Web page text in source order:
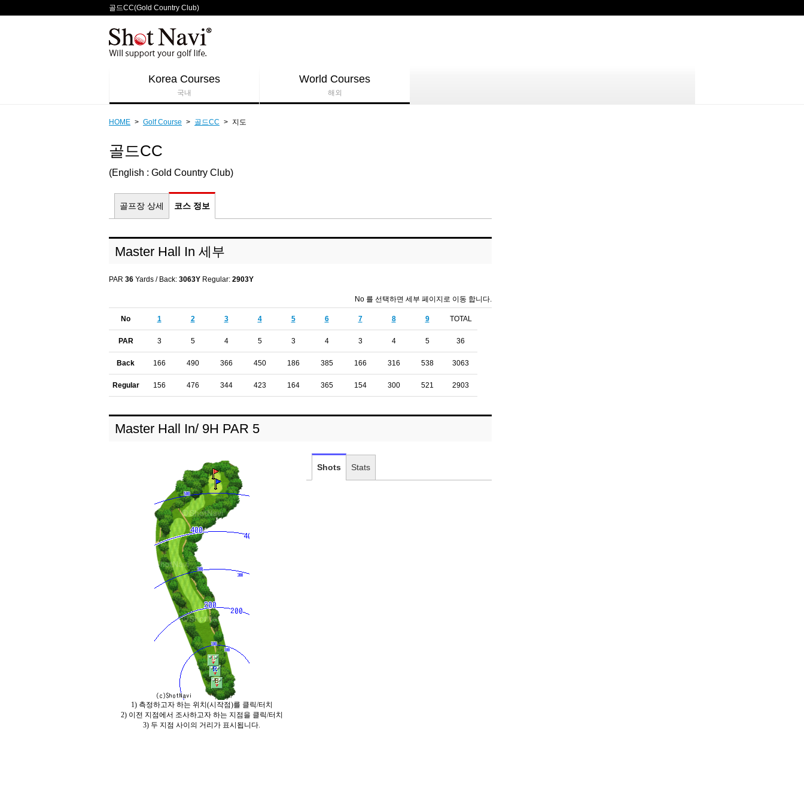
골드CC(Gold Country Club)
Korea Courses
국내
World Courses
해외
HOME > Golf Course > 골드CC > 지도
골드CC
(English : Gold Country Club)
골프장 상세 코스 정보
Master Hall In 세부
PAR 36 Yards / Back: 3063Y Regular: 2903Y
No 를 선택하면 세부 페이지로 이동 합니다.
No
PAR
Back
Regular
1
3
166
156
2
5
490
476
3
4
366
344
4
5
450
423
5
3
186
164
6
4
385
365
7
3
166
154
8
4
316
300
9
5
538
521
TOTAL
36
3063
2903
Master Hall In/ 9H PAR 5
Shots Stats